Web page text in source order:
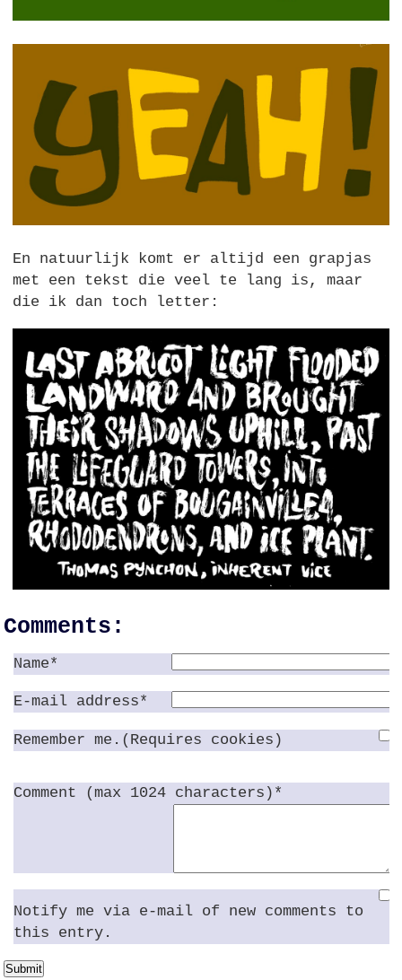
En natuurlijk komt er altijd een grapjas
met een tekst die veel te lang is, maar
die ik dan toch letter:
Comments:
Name*
E-mail address*
Remember me.(Requires cookies)
Comment (max 1024 characters)*
Notify me via e-mail of new comments to
this entry.
Submit